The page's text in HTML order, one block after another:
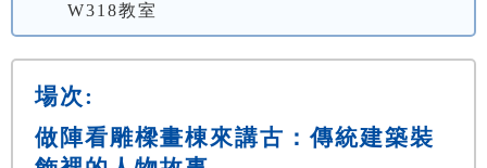
W318教室
場次:
做陣看雕樑畫棟來講古：傳統建築裝